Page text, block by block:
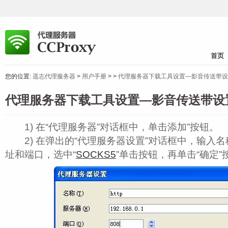
首页
您的位置: 遥志代理服务器 > 用户手册 > > 代理服务器下载工具设置—影音传送带
代理服务器下载工具设置—影音传送带设
1) 在“代理服务器”对话框中，单击添加”按钮。
2) 在弹出的“代理服务器设置”对话框中，输入名
址和端口，选中“SOCKS5”单击按钮，再单击“确定”